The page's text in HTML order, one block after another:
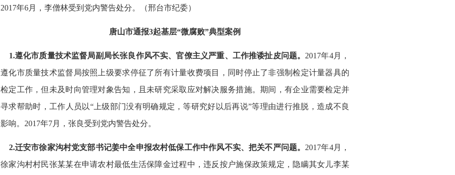
2017年6月，李僧林受到党内警告处分。（邢台市纪委）
唐山市通报3起基层“微腐败”典型案例
1.遵化市质量技术监督局副局长张良作风不实、官僚主义严重、工作推诿扯皮问题。 2017年4月，
遵化市质量技术监督局按照上级要求停征了所有计量收费项目，同时停止了非强制检定计量器具的
检定工作，但未及时向管理对象告知，且未研究采取应对解决服务措施。期间，有企业需要检定并
寻求帮助时，工作人员以“上级部门没有明确规定，等研究好以后再说”等理由进行推脱，造成不良
影响。2017年7月，张良受到党内警告处分。
2.迁安市徐家沟村党支部书记姜中全申报农村低保工作中作风不实、把关不严问题。 2017年4月，
徐家沟村村民张某某在申请农村最低生活保障金过程中，违反按户施保政策规定，隐瞒其女儿李某